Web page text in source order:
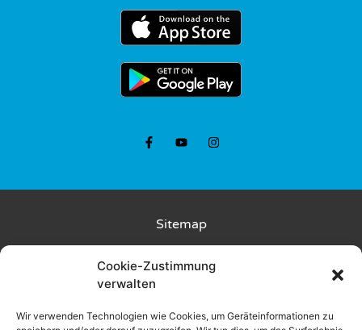
Cookie-Zustimmung
verwalten
Wir verwenden Technologien wie Cookies, um Geräteinformationen zu
Kunde wirbt Kunde
Sitemap